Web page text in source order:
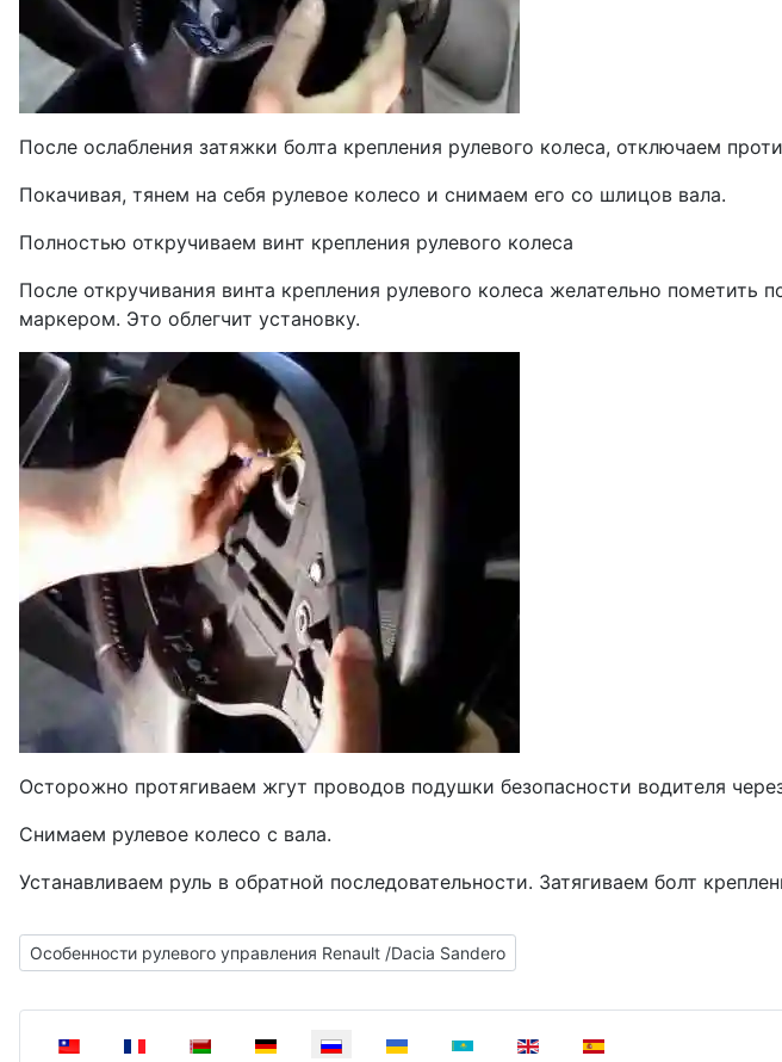
После ослабления затяжки болта крепления рулевого колеса, отключаем
Покачивая, тянем на себя рулевое колесо и снимаем его со шлицов вала.
Полностью откручиваем винт крепления рулевого колеса
После откручивания винта крепления рулевого колеса желательно пометить
маркером. Это облегчит установку.
Осторожно протягиваем жгут проводов подушки безопасности водителя
Снимаем рулевое колесо с вала.
Устанавливаем руль в обратной последовательности. Затягиваем болт
Предыдущий: Особенности рулевого управления Renault /Dacia Sandero
Особенности рулевого управления Renault /Dacia Sandero
Выберите язык